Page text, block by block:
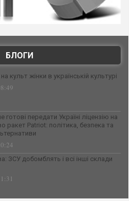
БЛОГИ
культ жінки в українській культурі
передати Україні ліцензію на
ракет Patriot: політика, безпека та
ЗСУ добомблять і всі інші склади